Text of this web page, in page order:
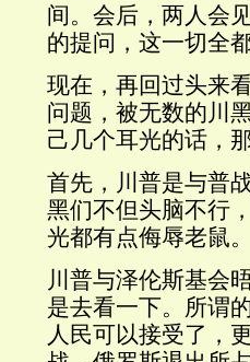
间。会后，两人会
的提问，这一切全
现在，再回过头来
问题，被无数的川
己几个耳光的话，
首先，川普是与普
黑们不但头脑不行
光都有点侮辱老鼠。
川普与泽伦斯基会
是去看一下。所谓
人民可以接受了，